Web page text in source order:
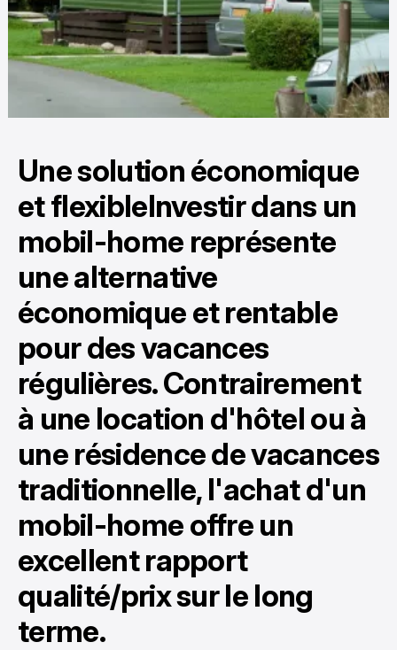
Une solution économique
et flexibleInvestir dans un
mobil-home représente
une alternative
économique et rentable
pour des vacances
régulières. Contrairement
à une location d'hôtel ou à
une résidence de vacances
traditionnelle, l'achat d'un
mobil-home offre un
excellent rapport
qualité/prix sur le long
terme.